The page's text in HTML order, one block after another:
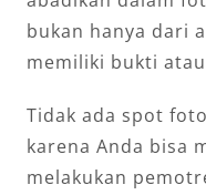
bukan hanya dari
memiliki bukti
Tidak ada spot
karena Anda bisa
melakukan